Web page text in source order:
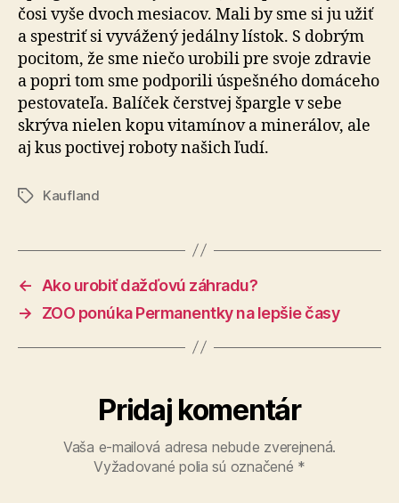
čosi vyše dvoch mesiacov. Mali by sme si ju užiť
a spestriť si vyvážený jedálny lístok. S dobrým
pocitom, že sme niečo urobili pre svoje zdravie
a popri tom sme podporili úspešného domáceho
pestovateľa. Balíček čerstvej špargle v sebe
skrýva nielen kopu vitamínov a minerálov, ale
aj kus poctivej roboty našich ľudí.
ZnačkyKaufland
←
Ako urobiť dažďovú záhradu?
→
ZOO ponúka Permanentky na lepšie časy
Pridaj komentár
Vaša e-mailová adresa nebude zverejnená.
Vyžadované polia sú označené *